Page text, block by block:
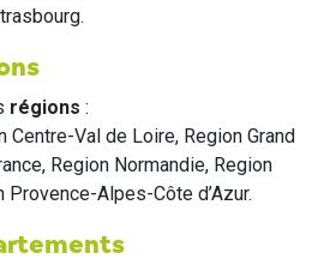
régions :
Centre-Val de Loire, Region Grand
Region Normandie, Region
Alpes-Côte d’Azur.